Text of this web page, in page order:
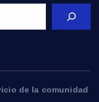
de la comunidad